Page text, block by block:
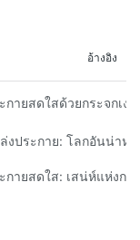
อ้างอิง
ออนแบบคลื่น
กายสดใสด้วยกระจกเง
กงประกาย: โลกอันน่า
แบบคลื่น
กายสดใส: เสน่ห์แห่งกร